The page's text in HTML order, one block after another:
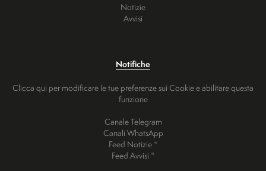
Notizie
Avvisi
Notifiche
Clicca qui per modificare le tue preferenze sui Cookie e abilitare questa
funzione
Canale Telegram
Canali WhatsApp
Feed Notizie *
Feed Avvisi *